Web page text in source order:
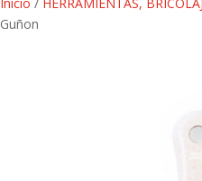
Guñon